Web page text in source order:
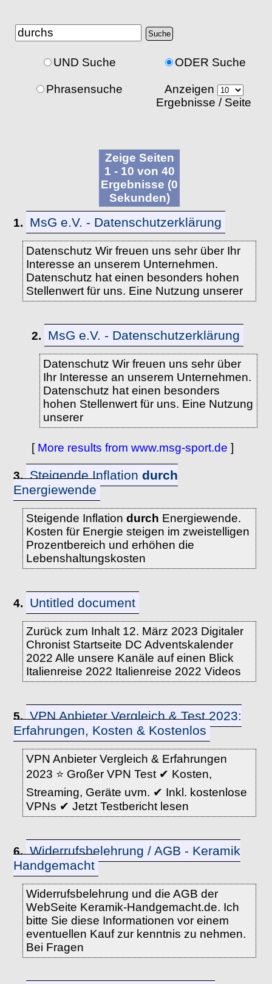
UND Suche
Phrasensuche
ODER Suche
Anzeigen
Ergebnisse / Seite
Zeige Seiten
1 - 10 von 40
Ergebnisse (0
Sekunden)
1.
MsG e.V. - Datenschutzerklärung
Datenschutz Wir freuen uns sehr über Ihr
Interesse an unserem Unternehmen.
Datenschutz hat einen besonders hohen
Stellenwert für uns. Eine Nutzung unserer
2. MsG e.V. - Datenschutzerklärung
Datenschutz Wir freuen uns sehr über
Ihr Interesse an unserem Unternehmen.
Datenschutz hat einen besonders
hohen Stellenwert für uns. Eine Nutzung
unserer
[ More results from www.msg-sport.de ]
3. Steigende Inflationdurch
Energiewende
Steigende Inflation durch Energiewende.
Kosten für Energie steigen im zweistelligen
Prozentbereich und erhöhen die
Lebenshaltungskosten
4. Untitled document
Zurück zum Inhalt 12. März 2023 Digitaler
Chronist Startseite DC Adventskalender
2022 Alle unsere Kanäle auf einen Blick
Italienreise 2022 Italienreise 2022 Videos
5. VPN Anbieter Vergleich & Test 2023:
Erfahrungen, Kosten & Kostenlos
VPN Anbieter Vergleich & Erfahrungen
2023 ⭐️ Großer VPN Test ✔ Kosten,
Streaming, Geräte uvm. ✔ Inkl. kostenlose
VPNs ✔ Jetzt Testbericht lesen
6. Widerrufsbelehrung / AGB - Keramik
Handgemacht
Widerrufsbelehrung und die AGB der
WebSeite Keramik-Handgemacht.de. Ich
bitte Sie diese Informationen vor einem
eventuellen Kauf zur kenntnis zu nehmen.
Bei Fragen